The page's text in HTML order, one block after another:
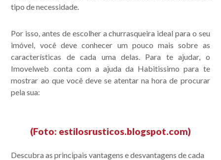
tipo de necessidade.
Por isso, antes de escolher a churrasqueira ideal para o seu
imóvel, você deve conhecer um pouco mais sobre as
características de cada uma delas. Para te ajudar, o
Imovelweb conta com a ajuda da Habitissimo para te
mostrar ao que você deve se atentar na hora de procurar
pela sua:
(Foto: estilosrusticos.blogspot.com)
Descubra as principais vantagens e desvantagens de cada